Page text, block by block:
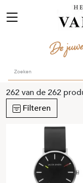
262van de262
Filteren